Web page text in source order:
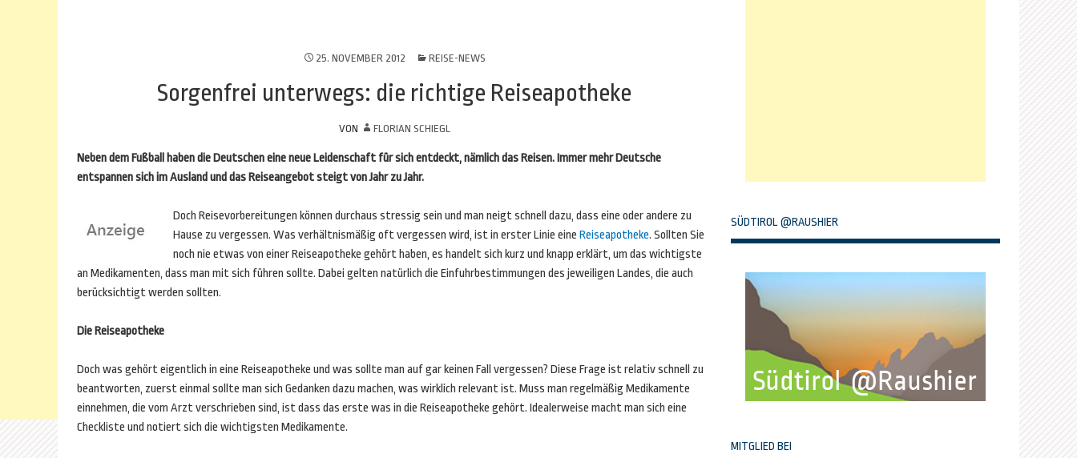
25. NOVEMBER 2012 REISE-NEWS
Sorgenfrei unterwegs: die richtige Reiseapotheke
VON FLORIAN SCHIEGL
Neben dem Fußball haben die Deutschen eine neue Leidenschaft für sich entdeckt, nämlich das Reisen. Immer mehr Deutsche
entspannen sich im Ausland und das Reiseangebot steigt von Jahr zu Jahr.
Doch Reisevorbereitungen können durchaus stressig sein und man neigt schnell dazu, dass eine oder andere zu
Hause zu vergessen. Was verhältnismäßig oft vergessen wird, ist in erster Linie eine Reiseapotheke. Sollten Sie
noch nie etwas von einer Reiseapotheke gehört haben, es handelt sich kurz und knapp erklärt, um das wichtigste
an Medikamenten, dass man mit sich führen sollte. Dabei gelten natürlich die Einfuhrbestimmungen des jeweiligen Landes, die auch
berücksichtigt werden sollten.
Die Reiseapotheke
Doch was gehört eigentlich in eine Reiseapotheke und was sollte man auf gar keinen Fall vergessen? Diese Frage ist relativ schnell zu
beantworten, zuerst einmal sollte man sich Gedanken dazu machen, was wirklich relevant ist. Muss man regelmäßig Medikamente
einnehmen, die vom Arzt verschrieben sind, ist dass das erste was in die Reiseapotheke gehört. Idealerweise macht man sich eine
Checkliste und notiert sich die wichtigsten Medikamente.
SÜDTIROL @RAUSHIER
MITGLIED BEI